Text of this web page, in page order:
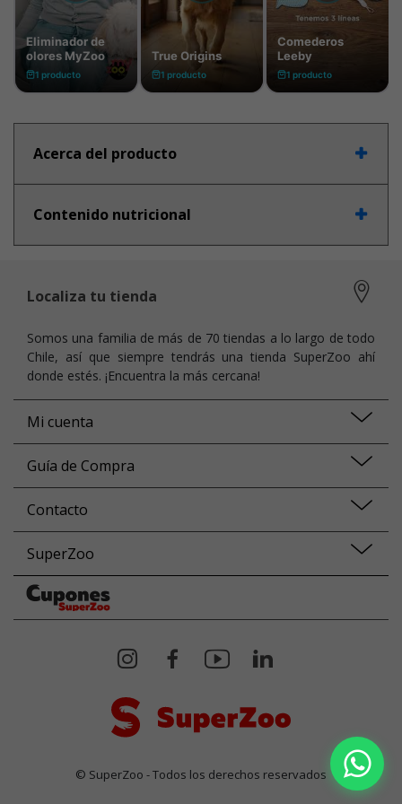
Acerca del producto
Contenido nutricional
Localiza tu tienda
Somos una familia de más de 70 tiendas a lo largo de todo
Chile, así que siempre tendrás una tienda SuperZoo ahí
donde estés. ¡Encuentra la más cercana!
Mi cuenta
Guía de Compra
Contacto
SuperZoo
© SuperZoo - Todos los derechos reservados